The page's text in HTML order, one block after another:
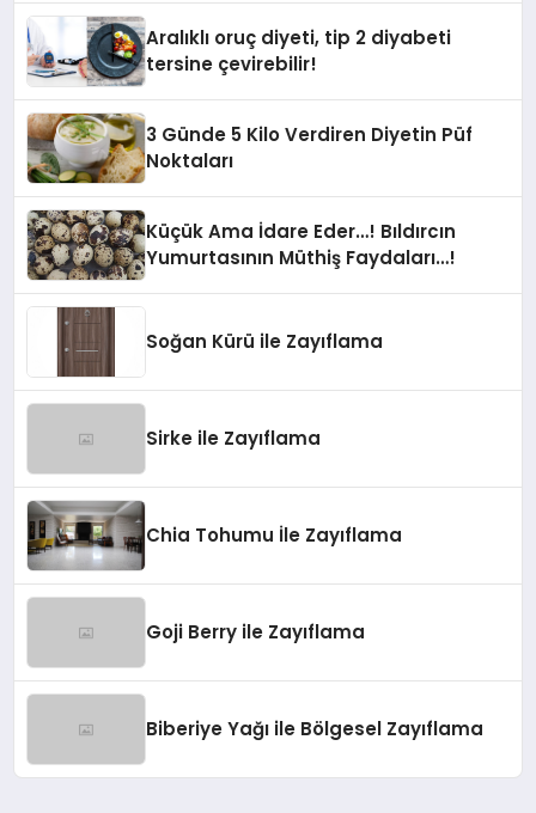
Aralıklı oruç diyeti, tip 2 diyabeti
tersine çevirebilir!
3 Günde 5 Kilo Verdiren Diyetin Püf
Noktaları
Küçük Ama İdare Eder…! Bıldırcın
Yumurtasının Müthiş Faydaları…!
Soğan Kürü ile Zayıflama
Sirke ile Zayıflama
Chia Tohumu İle Zayıflama
Goji Berry ile Zayıflama
Biberiye Yağı ile Bölgesel Zayıflama